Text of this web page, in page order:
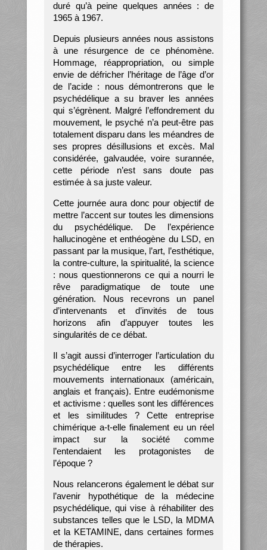
duré qu’à peine quelques années : de
1965 à 1967.
Depuis plusieurs années nous assistons
à une résurgence de ce phénomène.
Hommage, réappropriation, ou simple
envie de défricher l’héritage de l’âge d’or
de l’acide : nous démontrerons que le
psychédélique a su braver les années
qui s’égrènent. Malgré l’effondrement du
mouvement, le psyché n’a peut-être pas
totalement disparu dans les méandres de
ses propres désillusions et excès. Mal
considérée, galvaudée, voire surannée,
cette période n’est sans doute pas
estimée à sa juste valeur.
Cette journée aura donc pour objectif de
mettre l’accent sur toutes les dimensions
du psychédélique. De l’expérience
hallucinogène et enthéogène du LSD, en
passant par la musique, l’art, l’esthétique,
la contre-culture, la spiritualité, la science
: nous questionnerons ce qui a nourri le
rêve paradigmatique de toute une
génération. Nous recevrons un panel
d’intervenants et d’invités de tous
horizons afin d’appuyer toutes les
singularités de ce débat.
Il s’agit aussi d’interroger l’articulation du
psychédélique entre les différents
mouvements internationaux (américain,
anglais et français). Entre eudémonisme
et activisme : quelles sont les différences
et les similitudes ? Cette entreprise
chimérique a-t-elle finalement eu un réel
impact sur la société comme
l’entendaient les protagonistes de
l’époque ?
Nous relancerons également le débat sur
l’avenir hypothétique de la médecine
psychédélique, qui vise à réhabiliter des
substances telles que le LSD, la MDMA
et la KETAMINE, dans certaines formes
de thérapies.